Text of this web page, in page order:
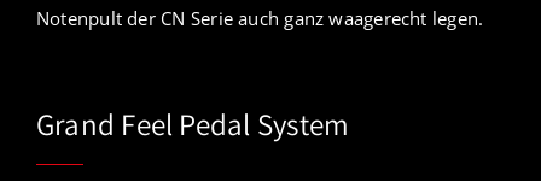
Notenpult der CN Serie auch ganz waagerecht legen.
Grand Feel Pedal System